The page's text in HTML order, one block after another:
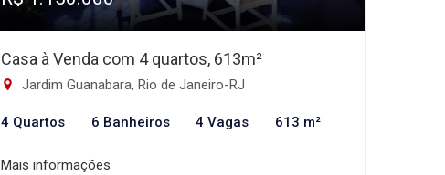
Casa à Venda com 4 quartos, 613m²
Jardim Guanabara, Rio de Janeiro-RJ
4 Quartos 6 Banheiros 4 Vagas 613 m²
Mais informações